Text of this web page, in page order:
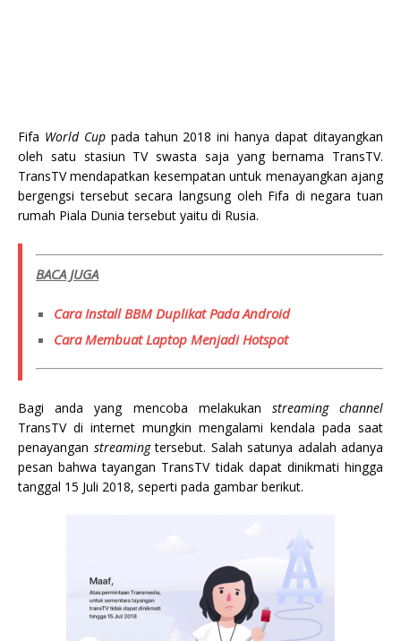
Fifa World Cup pada tahun 2018 ini hanya dapat ditayangkan
oleh satu stasiun TV swasta saja yang bernama TransTV.
TransTV mendapatkan kesempatan untuk menayangkan ajang
bergengsi tersebut secara langsung oleh Fifa di negara tuan
rumah Piala Dunia tersebut yaitu di Rusia.
BACA JUGA
Cara Install BBM Duplikat Pada Android
Cara Membuat Laptop Menjadi Hotspot
Bagi anda yang mencoba melakukan streaming
channel
TransTV di internet mungkin mengalami kendala pada saat
penayangan streamingtersebut. Salah satunya adalah adanya
pesan bahwa tayangan TransTV tidak dapat dinikmati hingga
tanggal 15 Juli 2018, seperti pada gambar berikut.